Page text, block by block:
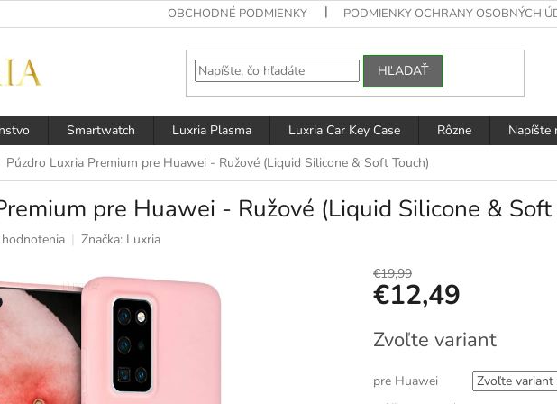
OBCHODNÉ PODMIENKY PODMIENKY OCHRANY OSOBNÝCH
HĽADAŤ
Smartwatch Luxria Plasma Luxria Car Key Case Rôzne Napíšte
Púzdro Luxria Premium pre Huawei - Ružové (Liquid Silicone & Soft Touch)
pre Huawei - Ružové (Liquid Silicone & Soft
Značka: Luxria
€19,99
€12,49
cena:
Zvoľte variant
pre Huawei